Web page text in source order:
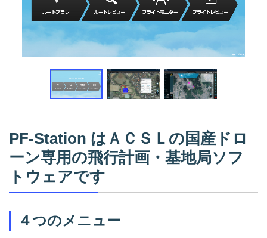
PF-Station はＡＣＳＬの国産ドロ
ーン専用の飛行計画・基地局ソフ
トウェアです
４つのメニュー